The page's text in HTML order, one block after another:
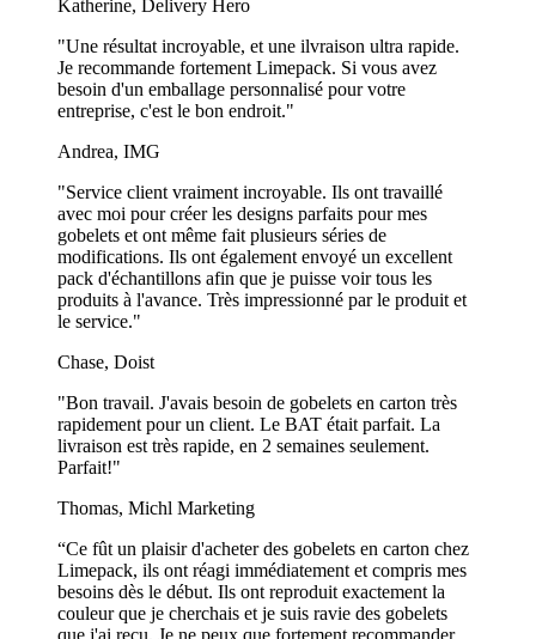
fraîches et rafraîchissantes.
Puis-je personnaliser les gobelets réutilisables avec
mon logo ?
Oui, absolument ! Nos gobelets en plastique réutilisables sont
entièrement personnalisables avec votre logo, vos couleurs de
marque et vos designs uniques. Nous utilisons des techniques
d’impression de haute qualité pour garantir des résultats éclatants et
durables.
Quels sont les procédés d’impression utilisés pour les
gobelets en plastique réutilisables ?
Nous utilisons des techniques avancées de sérigraphie et
d’impression numérique pour garantir des impressions nettes et
résistantes. Cela permet à votre marque de se démarquer tout en
maintenant une excellente durabilité au fil des utilisations.
Les gobelets en plastique réutilisables sont-ils
compatibles avec le lave-vaisselle ?
Oui, nos gobelets en plastique réutilisables sont compatibles avec le
lave-vaisselle. Ils sont faciles à nettoyer et peuvent être utilisés
plusieurs fois, tout en conservant une impression éclatante et
durable.
Katherine, Delivery Hero
"Une résultat incroyable, et une ilvraison ultra rapide.
Je recommande fortement Limepack. Si vous avez
besoin d'un emballage personnalisé pour votre
entreprise, c'est le bon endroit."
Andrea, IMG
"Service client vraiment incroyable. Ils ont travaillé
avec moi pour créer les designs parfaits pour mes
gobelets et ont même fait plusieurs séries de
modifications. Ils ont également envoyé un excellent
pack d'échantillons afin que je puisse voir tous les
produits à l'avance. Très impressionné par le produit et
le service."
Chase, Doist
"Bon travail. J'avais besoin de gobelets en carton très
rapidement pour un client. Le BAT était parfait. La
livraison est très rapide, en 2 semaines seulement.
Parfait!"
Thomas, Michl Marketing
“Ce fût un plaisir d'acheter des gobelets en carton chez
Limepack, ils ont réagi immédiatement et compris mes
besoins dès le début. Ils ont reproduit exactement la
couleur que je cherchais et je suis ravie des gobelets
que j'ai reçu. Je ne peux que fortement recommander